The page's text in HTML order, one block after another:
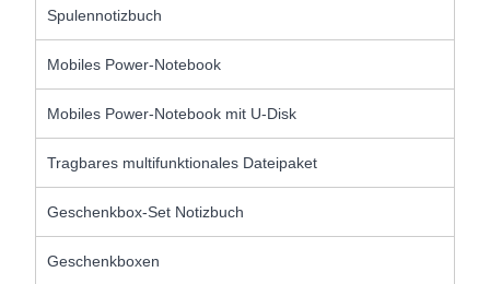
Spulennotizbuch
Mobiles Power-Notebook
Mobiles Power-Notebook mit U-Disk
Tragbares multifunktionales Dateipaket
Geschenkbox-Set Notizbuch
Geschenkboxen